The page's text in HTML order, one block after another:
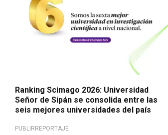
Ranking Scimago 2026: Universidad
Señor de Sipán se consolida entre las
seis mejores universidades del país
PUBLIRREPORTAJE